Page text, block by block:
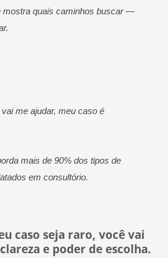
mostra quais caminhos buscar —
vai me ajudar, meu caso é
mais de 90% dos tipos de
em consultório.
caso seja raro, você vai
e poder de escolha.